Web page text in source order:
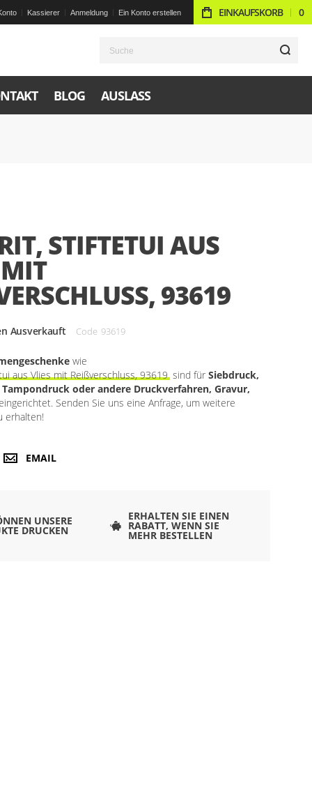
Kassierer Anmeldung Ein Konto erstellen EINKAUFSKORB 0
BLOG AUSLASS
STIFTETUI AUS
93619
Ausverkauft Code 93619
wie
aus Vlies mit Reißverschluss, 93619 sind fürSiebdruck,
oder andere Druckverfahren, Gravur,
Senden Sie uns eine Anfrage, um weitere
erhalten!
EMAIL
UNSERE
DRUCKEN
ERHALTEN SIE EINEN
RABATT, WENN SIE
MEHR BESTELLEN